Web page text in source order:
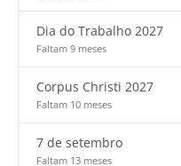
Dia do Trabalho 2027
Faltam 9 meses
Corpus Christi 2027
Faltam 10 meses
7 de setembro
Faltam 13 meses